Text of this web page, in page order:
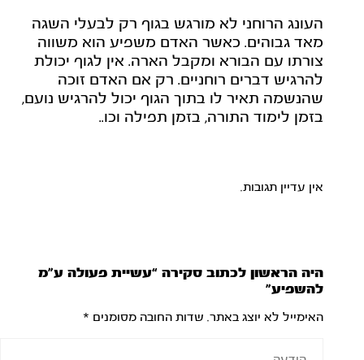
העונג הרוחני לא מורגש בגוף רק לבעלי השגה
מאד גבוהים. כאשר האדם משפיע הוא משווה
צורתו עם הבורא ומקבל הארה. אין לגוף יכולת
להרגיש דברים רוחניים. רק אם האדם זוכה
שהנשמה תאיר לו בתוך הגוף יכול להרגיש נועם,
בזמן לימוד התורה, בזמן תפילה וכו..
אין עדיין תגובות.
היה הראשון לכתוב סקירה “עשיית פעולה ע”מ
להשפיע”
האימייל לא יוצג באתר. שדות החובה מסומנים *